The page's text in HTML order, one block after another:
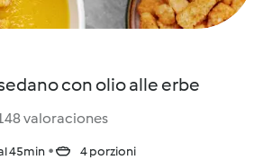
con olio alle erbe
valoraciones
45min 4 porzioni